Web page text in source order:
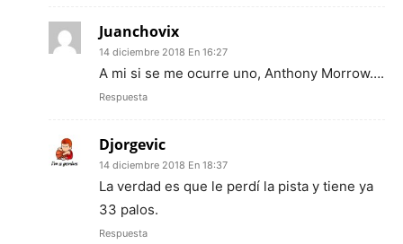
Juanchovix
14 diciembre 2018 En 16:27
A mi si se me ocurre uno, Anthony Morrow….
Respuesta
Djorgevic
14 diciembre 2018 En 18:37
La verdad es que le perdí la pista y tiene ya
33 palos.
Respuesta